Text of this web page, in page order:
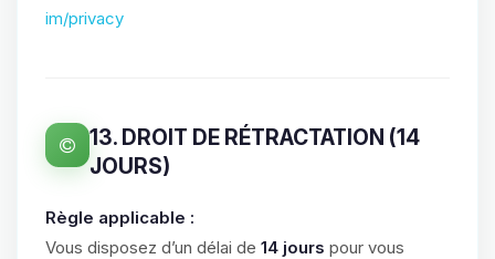
im/privacy
13. DROIT DE RÉTRACTATION (14
JOURS)
Règle applicable :
Vous disposez d’un délai de 14 jours pour vous